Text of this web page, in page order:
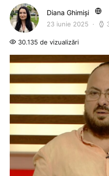
Diana Ghimiși
23 iunie 2025
30.135 de vizualizări